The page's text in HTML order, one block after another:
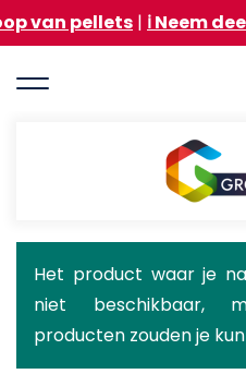
en
de
|ℹ️ Neem deel aan
Groupasol
Statusbericht
Het product waar je
niet beschikbaar,
producten zouden je